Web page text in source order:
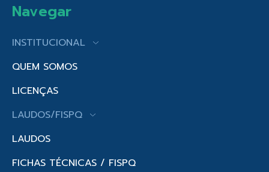
Navegar
INSTITUCIONAL
QUEM SOMOS
LICENÇAS
LAUDOS/FISPQ
LAUDOS
FICHAS TÉCNICAS / FISPQ